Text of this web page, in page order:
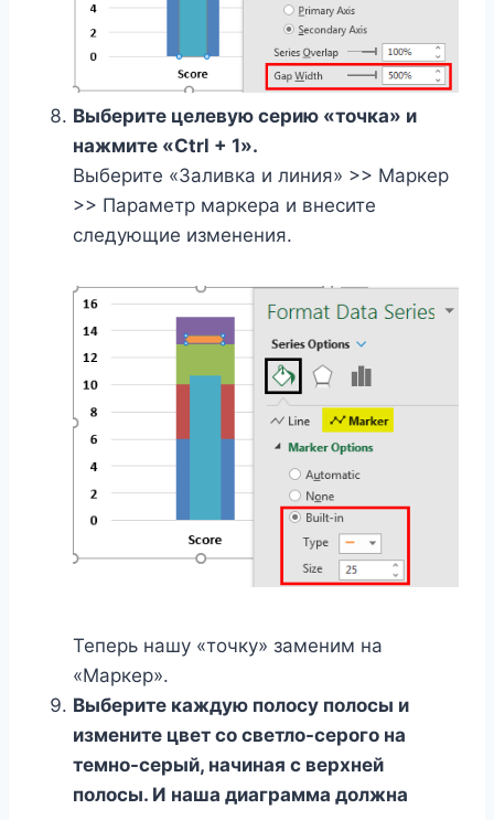
Выберите целевую серию «точка» и
нажмите «Ctrl + 1».
Выберите «Заливка и линия» >> Маркер
>> Параметр маркера и внесите
следующие изменения.
Теперь нашу «точку» заменим на
«Маркер».
Выберите каждую полосу полосы и
измените цвет со светло-серого на
темно-серый, начиная с верхней
полосы. И наша диаграмма должна